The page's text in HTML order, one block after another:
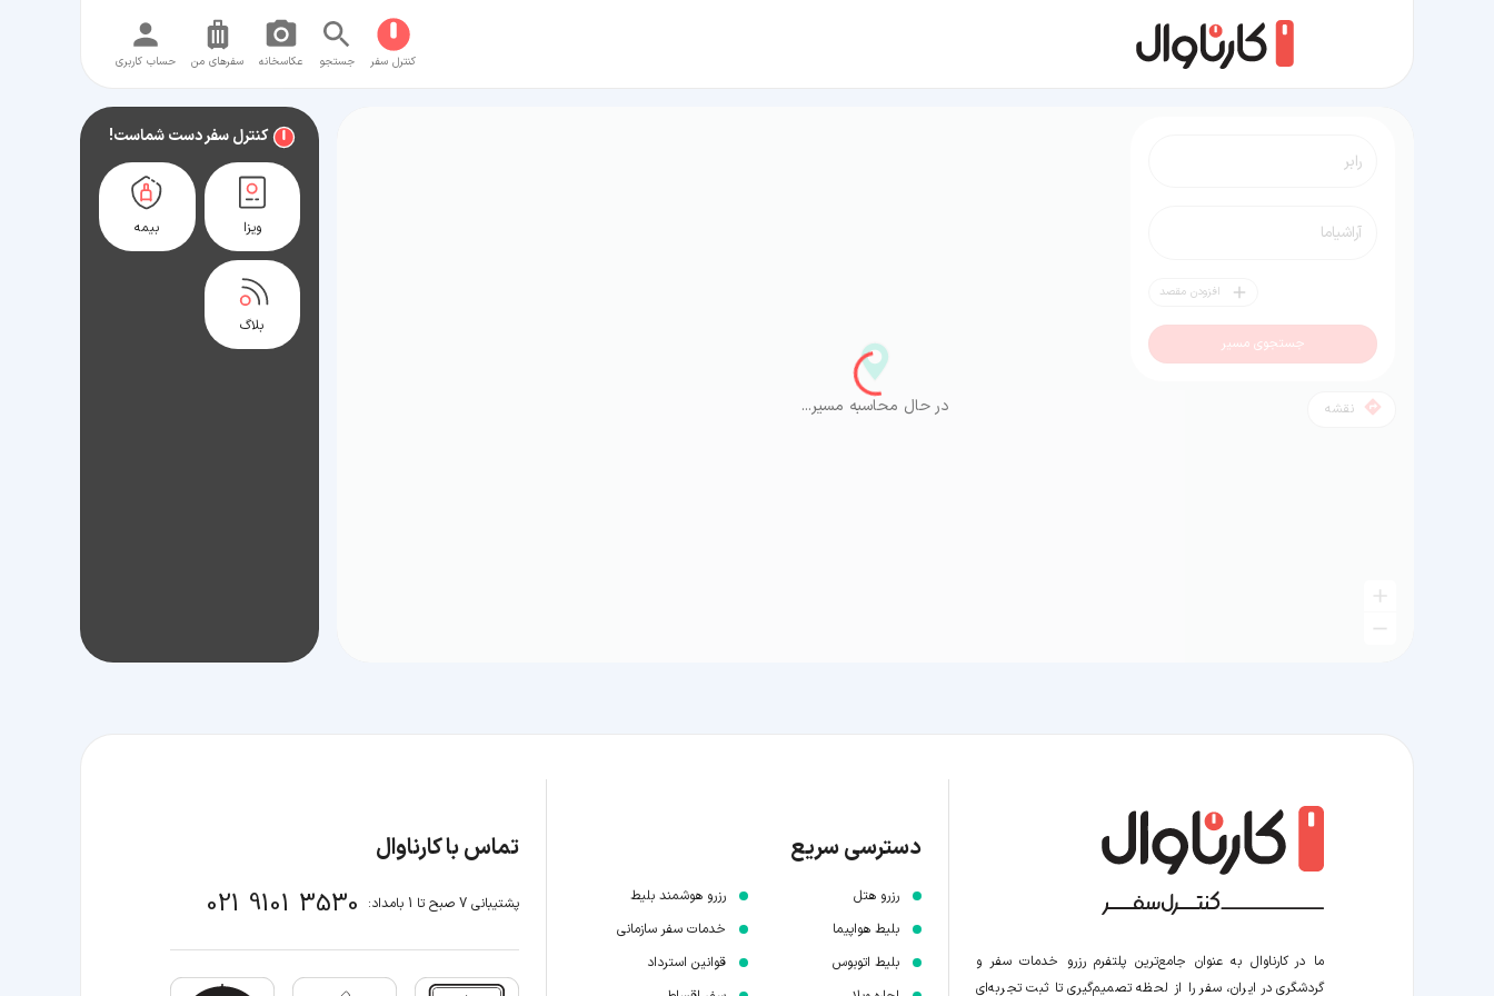
کنترل سفر جستجو عکاسخانه سفر‌های من حساب کاربری
افزودن مقصد
جستجوی مسیر
نقشه در حال محاسبه مسیر...
کنترل سفر دست شماست!
ویزا بیمه
بلاگ
ما در کارناوال به عنوان جامع‌ترین پلتفرم رزرو خدمات سفر و
گردشگری در ایران، سفر را از لحظه‌ تصمیم‌گیری تا ثبت تجربه‌ای
دسترسی سریع
رزرو هتل
بلیط هواپیما
بلیط اتوبوس
رزرو هوشمند بلیط
خدمات سفر سازمانی
قوانین استرداد
تماس با کارناوال
پشتیبانی 7 صبح تا 1 بامداد: 021 9101 3530